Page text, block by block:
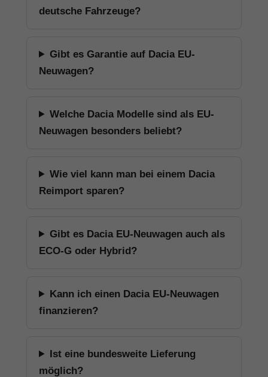
deutsche Fahrzeuge?
Gibt es Garantie auf Dacia EU-
Neuwagen?
Welche Dacia Modelle sind als EU-
Neuwagen besonders beliebt?
Wie viel kann man bei einem Dacia
Reimport sparen?
Gibt es Dacia EU-Neuwagen auch als
ECO-G oder Hybrid?
Kann ich einen Dacia EU-Neuwagen
finanzieren?
Ist eine bundesweite Lieferung
möglich?